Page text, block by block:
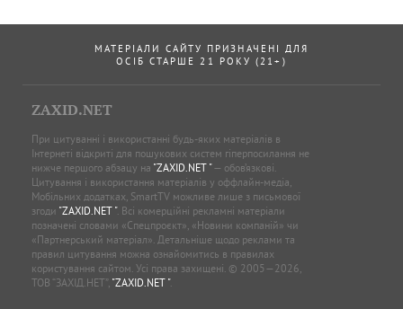
МАТЕРІАЛИ САЙТУ ПРИЗНАЧЕНІ ДЛЯ
ОСІБ СТАРШЕ 21 РОКУ (21+)
ZAXID.NET
При цитуванні і використанні будь-яких матеріалів в
Інтернеті відкриті для пошукових систем гіперпосилання не
нижче першого абзацу на "ZAXID.NET "— обов’язкові.
Цитування і використання матеріалів у оффлайн-медіа,
Мобільних додатках, SmartTV можливе лише з письмової
згоди "ZAXID.NET ". Всі комерційні рекламні матеріали
позначені словами «Спецпроєкт», «Новини компаній» чи
«Партнерський матеріал». Детальніше щодо реклами та
правил цитування можна ознайомитись в правилах
користування сайтом. Усі права захищені. © 2005—2026,
ТОВ “ЗАХІД.НЕТ”, "ZAXID.NET ".